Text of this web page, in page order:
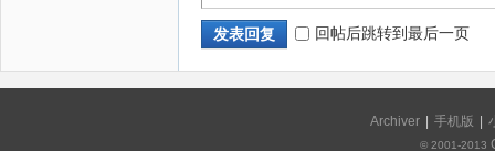
发表回复 回帖后跳转到最后一页
Archiver 手机版
© 2001-2013